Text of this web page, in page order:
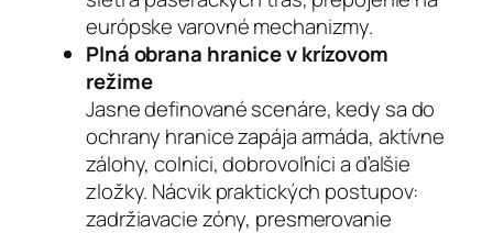
európske varovné mechanizmy.
Plná obrana hranice v krízovom
režime
Jasne definované scenáre, kedy sa do
ochrany hranice zapája armáda, aktívne
zálohy, colníci, dobrovoľníci a ďalšie
zložky. Nácvik praktických postupov:
zadržiavacie zóny, presmerovanie